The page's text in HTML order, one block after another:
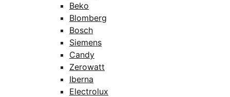
Beko
Blomberg
Bosch
Siemens
Candy
Zerowatt
Iberna
Electrolux